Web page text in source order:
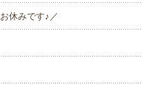
休みです♪／